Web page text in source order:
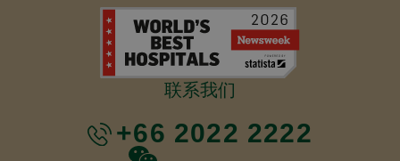
联系我们
+66 2022 2222